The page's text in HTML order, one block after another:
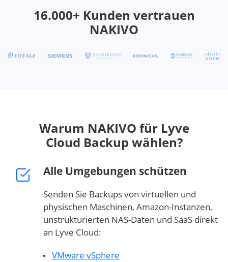
16.000+ Kunden vertrauen
NAKIVO
Warum NAKIVO für Lyve
Cloud Backup wählen?
Alle Umgebungen schützen
Senden Sie Backups von virtuellen und
physischen Maschinen, Amazon-Instanzen,
unstrukturierten NAS-Daten und SaaS direkt
an Lyve Cloud:
VMware vSphere